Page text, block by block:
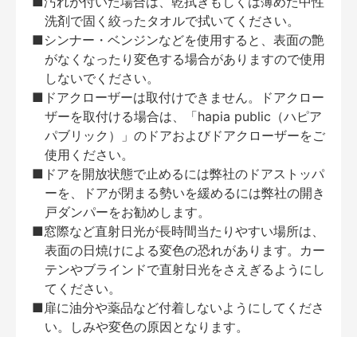
洗剤で固く絞ったタオルで拭いてください。
■シンナー・ベンジンなどを使用すると、表面の艶
がなくなったり変色する場合がありますので使用
しないでください。
■ドアクローザーは取付けできません。ドアクロー
ザーを取付ける場合は、「hapia public（ハピア
パブリック）」のドアおよびドアクローザーをご
使用ください。
■ドアを開放状態で止めるには弊社のドアストッパ
ーを、ドアが閉まる勢いを緩めるには弊社の開き
戸ダンパーをお勧めします。
■窓際など直射日光が長時間当たりやすい場所は、
表面の日焼けによる変色の恐れがあります。カー
テンやブラインドで直射日光をさえぎるようにし
てください。
■扉に油分や薬品など付着しないようにしてくださ
い。しみや変色の原因となります。